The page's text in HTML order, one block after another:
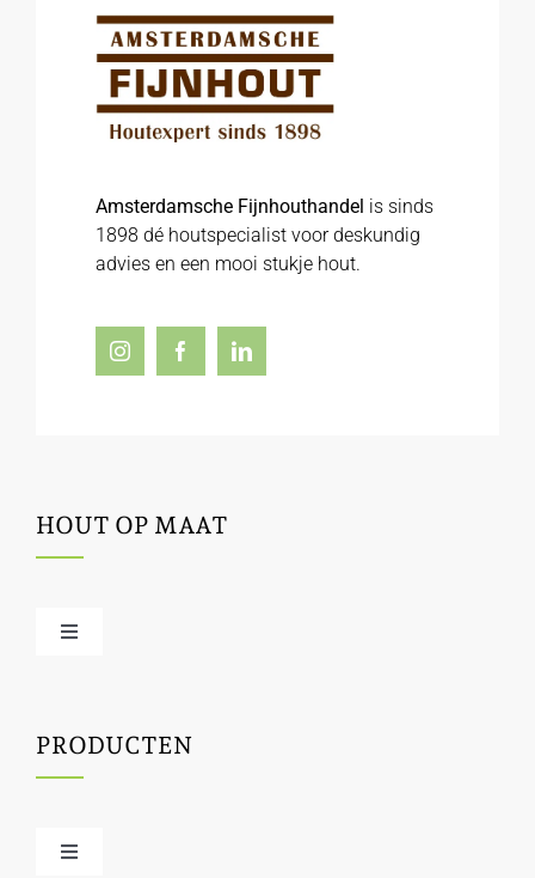
Amsterdamsche Fijnhouthandel is sinds
1898 dé houtspecialist voor deskundig
advies en een mooi stukje hout.
HOUT OP MAAT
Toggle
Houtbewerking
Houtinfo
PRODUCTEN
Toggle